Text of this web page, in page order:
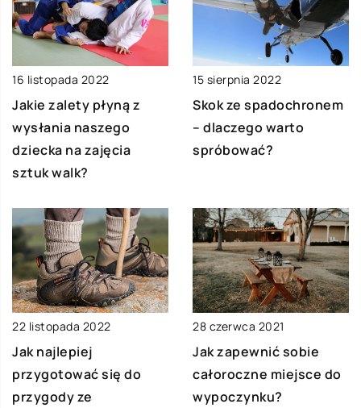
16 listopada 2022
Jakie zalety płyną z
wysłania naszego
dziecka na zajęcia
sztuk walk?
15 sierpnia 2022
Skok ze spadochronem
– dlaczego warto
spróbować?
22 listopada 2022
Jak najlepiej
przygotować się do
przygody ze
28 czerwca 2021
Jak zapewnić sobie
całoroczne miejsce do
wypoczynku?